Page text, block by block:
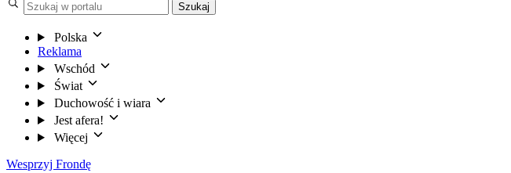
Szukaj
Polska
Reklama
Wschód
Świat
Duchowość i wiara
Jest afera!
Więcej
Wesprzyj Frondę